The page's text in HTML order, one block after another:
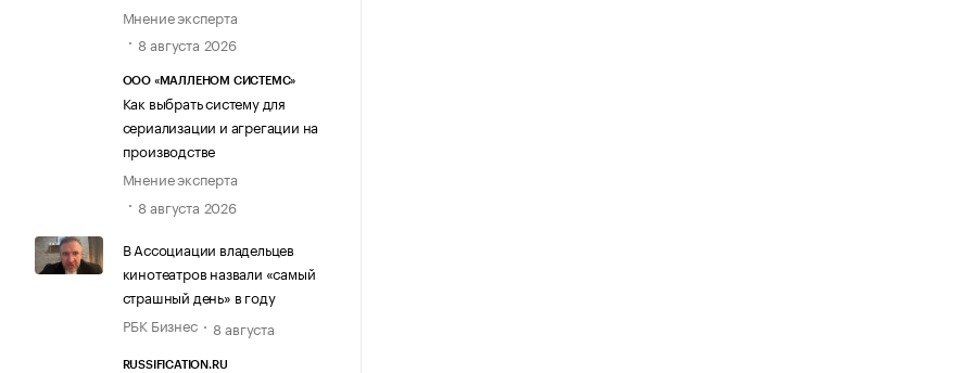
Мнение эксперта
8 августа 2026
ООО «МАЛЛЕНОМ СИСТЕМС»
Как выбрать систему для
сериализации и агрегации на
производстве
Мнение эксперта
8 августа 2026
В Ассоциации владельцев
кинотеатров назвали «самый
страшный день» в году
РБК Бизнес
8 августа
RUSSIFICATION.RU